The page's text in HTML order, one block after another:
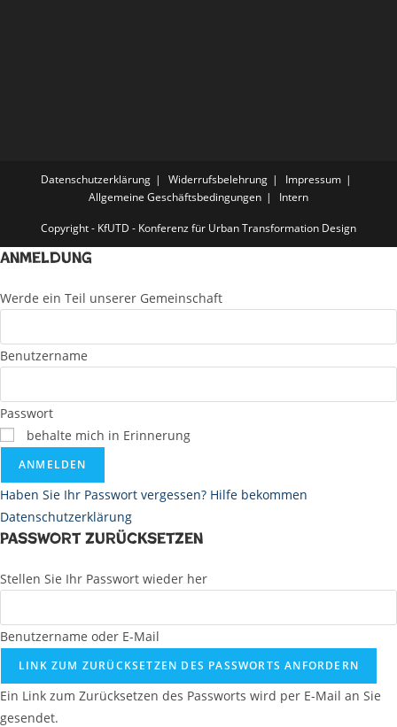
Datenschutzerklärung Widerrufsbelehrung
Impressum
Allgemeine Geschäftsbedingungen
Intern
Copyright - KfUTD - Konferenz für Urban Transformation Design
Anmeldung
Werde ein Teil unserer Gemeinschaft
Benutzername
Passwort
behalte mich in Erinnerung
ANMELDEN
Haben Sie Ihr Passwort vergessen? Hilfe bekommen
Datenschutzerklärung
Passwort zurücksetzen
Stellen Sie Ihr Passwort wieder her
Benutzername oder E-Mail
LINK ZUM ZURÜCKSETZEN DES PASSWORTS ANFORDERN
Ein Link zum Zurücksetzen des Passworts wird per E-Mail an Sie
gesendet.